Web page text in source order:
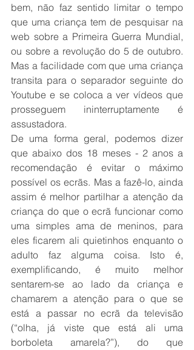
bem, não faz sentido limitar o tempo
que uma criança tem de pesquisar na
web sobre a Primeira Guerra Mundial,
ou sobre a revolução do 5 de outubro.
Mas a facilidade com que uma criança
transita para o separador seguinte do
Youtube e se coloca a ver vídeos que
prosseguem ininterruptamente é
assustadora.
De uma forma geral, podemos dizer
que abaixo dos 18 meses - 2 anos a
recomendação é evitar o máximo
possível os ecrãs. Mas a fazê-lo, ainda
assim é melhor partilhar a atenção da
criança do que o ecrã funcionar como
uma simples ama de meninos, para
eles ficarem ali quietinhos enquanto o
adulto faz alguma coisa. Isto é,
exemplificando, é muito melhor
sentarem-se ao lado da criança e
chamarem a atenção para o que se
está a passar no ecrã da televisão
(“olha, já viste que está ali uma
borboleta amarela?”), do que